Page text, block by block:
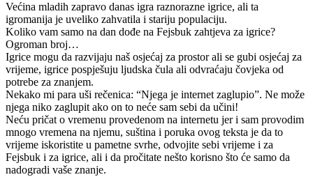
Većina mladih zapravo danas igra raznorazne igrice, ali ta
igromanija je uveliko zahvatila i stariju populaciju.
Koliko vam samo na dan dođe na Fejsbuk zahtjeva za igrice?
Ogroman broj…
Igrice mogu da razvijaju naš osjećaj za prostor ali se gubi osjećaj za
vrijeme, igrice pospješuju ljudska čula ali odvraćaju čovjeka od
potrebe za znanjem.
Nekako mi para uši rečenica: “Njega je internet zaglupio”. Ne može
njega niko zaglupit ako on to neće sam sebi da učini!
Neću pričat o vremenu provedenom na internetu jer i sam provodim
mnogo vremena na njemu, suština i poruka ovog teksta je da to
vrijeme iskoristite u pametne svrhe, odvojite sebi vrijeme i za
Fejsbuk i za igrice, ali i da pročitate nešto korisno što će samo da
nadogradi vaše znanje.